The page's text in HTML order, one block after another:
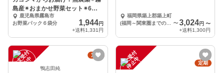
島産✴︎おまかせ野菜セット✴︎6品
目 鹿児島県霧島市
お野菜パック６袋分
1,944円
+送料1,331円
福岡県築上郡築上町
(福岡～関東圏までの方用)好評夏野菜得々セット①
〜3,024円 〜
+送料1,300円
注
文
受
付
停
止
中
定期
鴨志田純
注
文
受
付
停
止
中 定期